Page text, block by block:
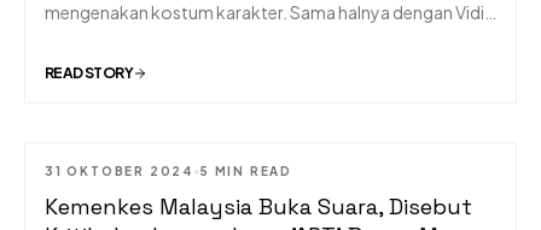
mengenakan kostum karakter. Sama halnya dengan Vidi
film terkenal, dia malah memilih menjadi Deddy Corbuzier.
READ STORY
MUSIC
31 OKTOBER 2024 5 MIN READ
Kemenkes Malaysia Buka Suara, Disebut